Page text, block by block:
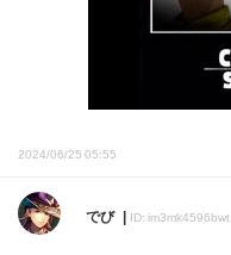
2024/06/25 05:55
でび ID: im3mk4596bwt